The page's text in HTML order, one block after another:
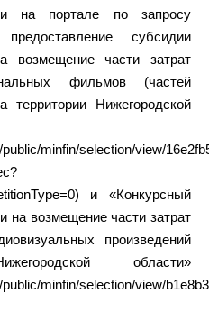
на портале по запросу
субсидии
возмещение части затрат
фильмов (частей
Нижегородской
minfin/selection/view/
и «Конкурсный
на возмещение части затрат
произведений
области»
minfin/selection/view/